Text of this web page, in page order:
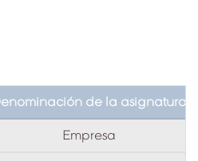
de la asignatura
Empresa